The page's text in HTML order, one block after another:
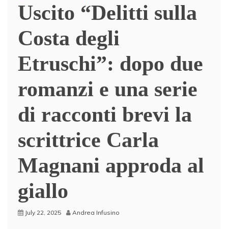
Uscito “Delitti sulla
Costa degli
Etruschi”: dopo due
romanzi e una serie
di racconti brevi la
scrittrice Carla
Magnani approda al
giallo
July 22, 2025 Andrea Infusino